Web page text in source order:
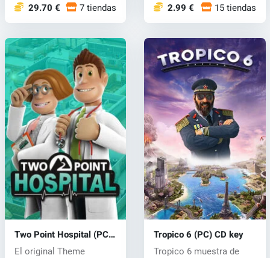
29.70 € 7 tiendas 2.99 € 15 tiendas
Two Point Hospital (PC)
CD key
El original Theme
Tropico 6 (PC) CD key
Tropico 6 muestra de